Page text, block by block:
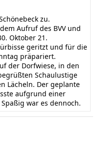
zu.
Aufruf des BVV und
Oktober 21.
geritzt und für die
präpariert.
der Dorfwiese, in den
Schaulustige
Lächeln. Der geplante
aufgrund einer
war es dennoch.